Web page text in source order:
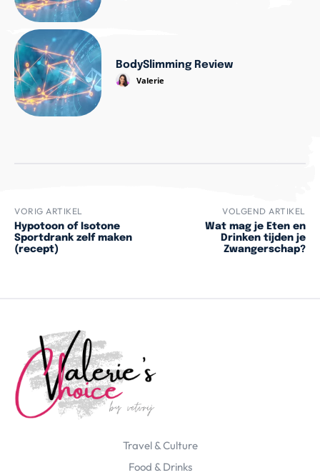
BodySlimming Review
Valerie
VORIG ARTIKEL
Hypotoon of Isotone
Sportdrank zelf maken
(recept)
VOLGEND ARTIKEL
Wat mag je Eten en
Drinken tijden je
Zwangerschap?
Travel & Culture
Food & Drinks